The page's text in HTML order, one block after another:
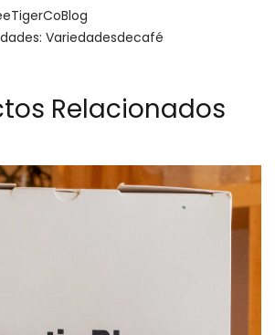
Variedadesdecafé
Relacionados